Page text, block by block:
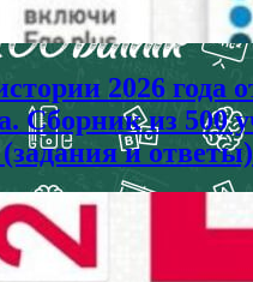
2026 года
Сборник из 500
и ответы)